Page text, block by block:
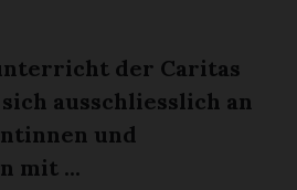
der Caritas
ausschliesslich an
und
mit ...